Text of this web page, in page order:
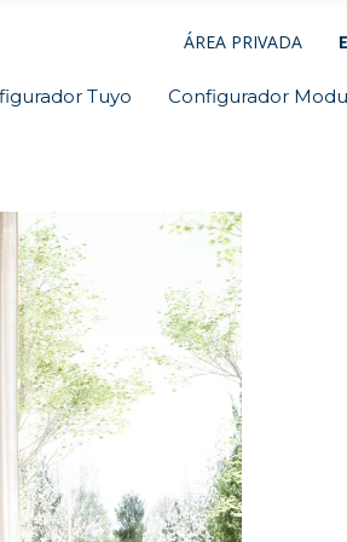
ÁREA PRIVADA
Tuyo Configurador